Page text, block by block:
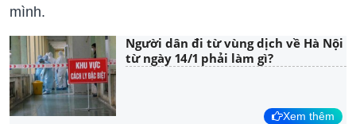
mình.
Người dân đi từ vùng dịch về Hà Nội
từ ngày 14/1 phải làm gì?
Xem thêm